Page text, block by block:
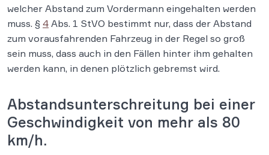
welcher Abstand zum Vordermann eingehalten werden
muss. § 4 Abs. 1 StVO bestimmt nur, dass der Abstand
zum vorausfahrenden Fahrzeug in der Regel so groß
sein muss, dass auch in den Fällen hinter ihm gehalten
werden kann, in denen plötzlich gebremst wird.
Abstandsunterschreitung bei einer
Geschwindigkeit von mehr als 80
km/h.